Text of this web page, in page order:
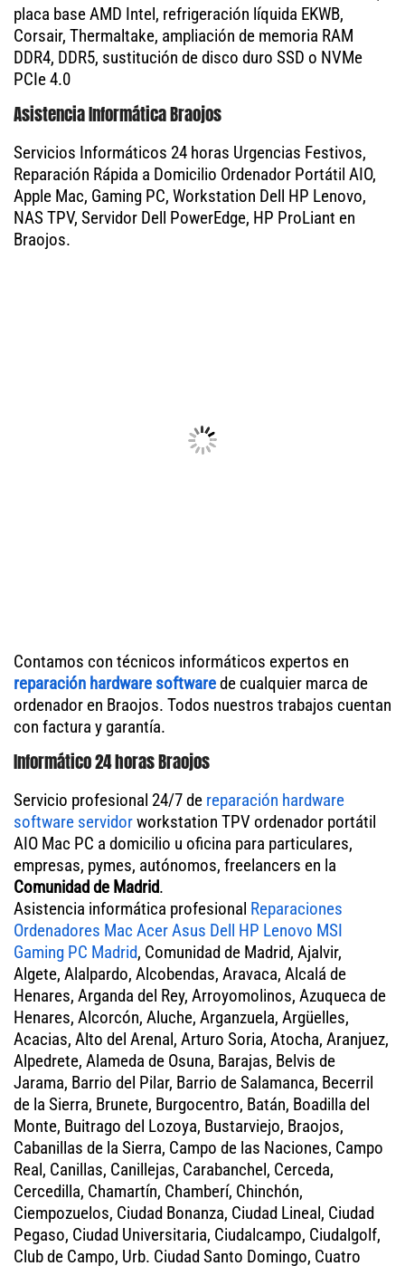
placa base AMD Intel, refrigeración líquida EKWB,
Corsair, Thermaltake, ampliación de memoria RAM
DDR4, DDR5, sustitución de disco duro SSD o NVMe
PCIe 4.0
Asistencia Informática Braojos
Servicios Informáticos 24 horas Urgencias Festivos,
Reparación Rápida a Domicilio Ordenador Portátil AIO,
Apple Mac, Gaming PC, Workstation Dell HP Lenovo,
NAS TPV, Servidor Dell PowerEdge, HP ProLiant en
Braojos.
Contamos con técnicos informáticos expertos en
reparación hardware softwarede cualquier marca de
ordenador en Braojos. Todos nuestros trabajos cuentan
con factura y garantía.
Informático 24 horas Braojos
Servicio profesional 24/7 de reparación hardware
software servidorworkstation TPV ordenador portátil
AIO Mac PC a domicilio u oficina para particulares,
empresas, pymes, autónomos, freelancers en la
Comunidad de Madrid.
Asistencia informática profesional Reparaciones
Ordenadores Mac Acer Asus Dell HP Lenovo MSI
Gaming PC Madrid, Comunidad de Madrid, Ajalvir,
Algete, Alalpardo, Alcobendas, Aravaca, Alcalá de
Henares, Arganda del Rey, Arroyomolinos, Azuqueca de
Henares, Alcorcón, Aluche, Arganzuela, Argüelles,
Acacias, Alto del Arenal, Arturo Soria, Atocha, Aranjuez,
Alpedrete, Alameda de Osuna, Barajas, Belvis de
Jarama, Barrio del Pilar, Barrio de Salamanca, Becerril
de la Sierra, Brunete, Burgocentro, Batán, Boadilla del
Monte, Buitrago del Lozoya, Bustarviejo, Braojos,
Cabanillas de la Sierra, Campo de las Naciones, Campo
Real, Canillas, Canillejas, Carabanchel, Cerceda,
Cercedilla, Chamartín, Chamberí, Chinchón,
Ciempozuelos, Ciudad Bonanza, Ciudad Lineal, Ciudad
Pegaso, Ciudad Universitaria, Ciudalcampo, Ciudalgolf,
Club de Campo, Urb. Ciudad Santo Domingo, Cuatro